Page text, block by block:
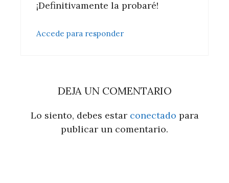
¡Definitivamente la probaré!
Accede para responder
DEJA UN COMENTARIO
Lo siento, debes estar conectado para
publicar un comentario.